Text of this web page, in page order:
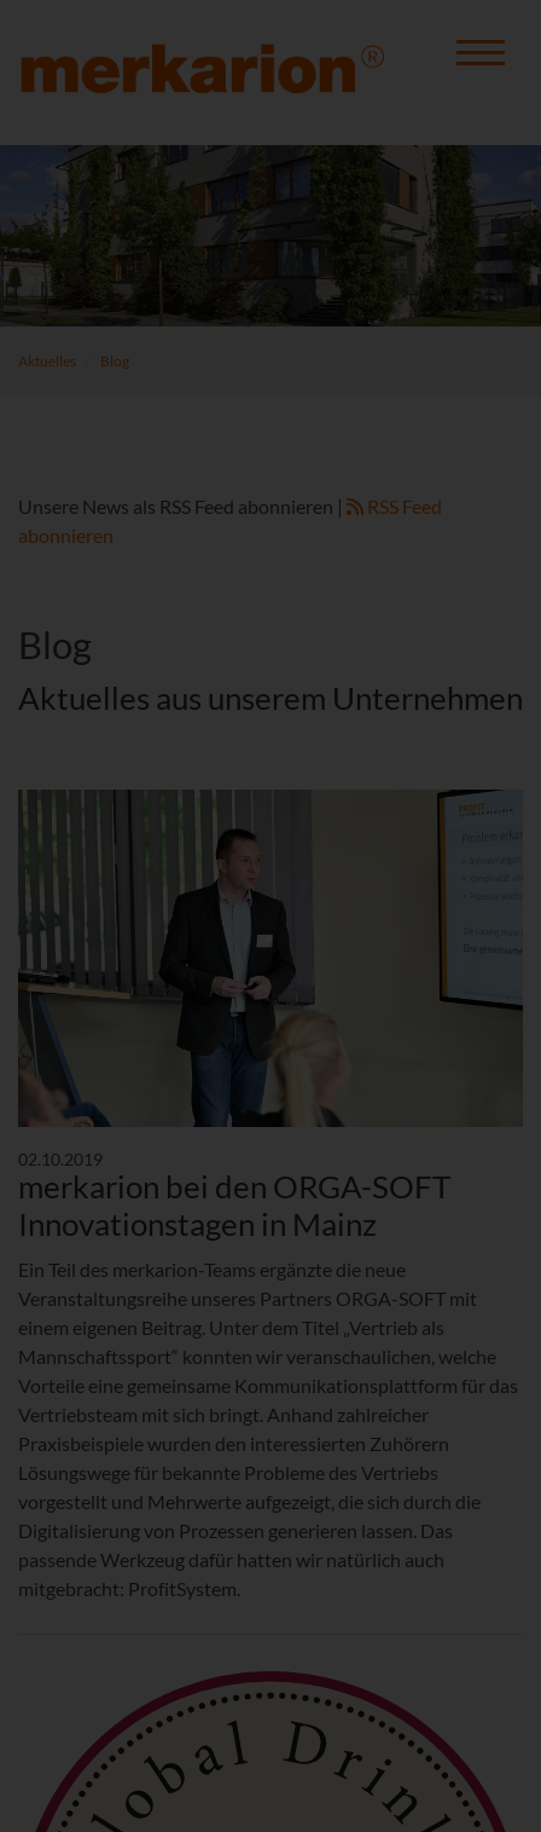
Aktuelles Blog
Unsere News als RSS Feed abonnieren |
RSS Feed
abonnieren
Blog
Aktuelles aus unserem Unternehmen
02.10.2019
merkarion bei den ORGA-SOFT
Innovationstagen in Mainz
Ein Teil des merkarion-Teams ergänzte die neue
Veranstaltungsreihe unseres Partners ORGA-SOFT mit
einem eigenen Beitrag. Unter dem Titel „Vertrieb als
Mannschaftssport“ konnten wir veranschaulichen, welche
Vorteile eine gemeinsame Kommunikationsplattform für das
Vertriebsteam mit sich bringt. Anhand zahlreicher
Praxisbeispiele wurden den interessierten Zuhörern
Lösungswege für bekannte Probleme des Vertriebs
vorgestellt und Mehrwerte aufgezeigt, die sich durch die
Digitalisierung von Prozessen generieren lassen. Das
passende Werkzeug dafür hatten wir natürlich auch
mitgebracht: ProfitSystem.